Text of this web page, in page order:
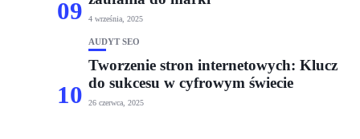
09 4 września, 2025
10
AUDYT SEO
Tworzenie stron internetowych: Klucz
do sukcesu w cyfrowym świecie
26 czerwca, 2025